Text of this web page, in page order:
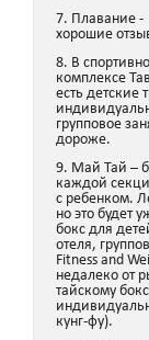
7. Плавание
хорошие
8. В
комплексе
есть детские
групповое
дороже.
9. Май Тай –
каждой
с ребенком.
но это будет
бокс для
отеля,
Fitness and
недалеко от
тайскому
кунг-фу).